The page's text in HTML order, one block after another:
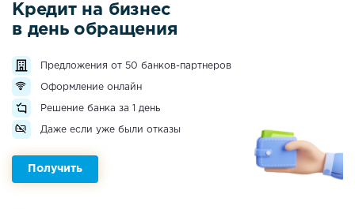
Кредит на бизнес
в день обращения
Предложения от 50 банков-партнеров
Оформление онлайн
Решение банка за 1 день
Даже если уже были отказы
Получить